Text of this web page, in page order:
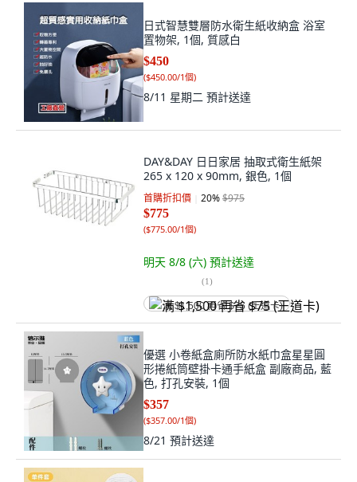
日式智慧雙層防水衛生紙收納盒 浴室
置物架, 1個, 質感白
$450
($450.00/1個)
8/11 星期二 預計送達
DAY&DAY 日日家居 抽取式衛生紙架
265 x 120 x 90mm, 銀色, 1個
首購折扣價 20%$975
$775
($775.00/1個)
明天 8/8 (六) 預計送達
(1)
满 $1,500 再省 $75 (王道卡)
優選 小卷紙盒廁所防水紙巾盒星星圓
形捲紙筒壁掛卡通手紙盒 副廠商品, 藍
色, 打孔安裝, 1個
$357
($357.00/1個)
8/21 預計送達